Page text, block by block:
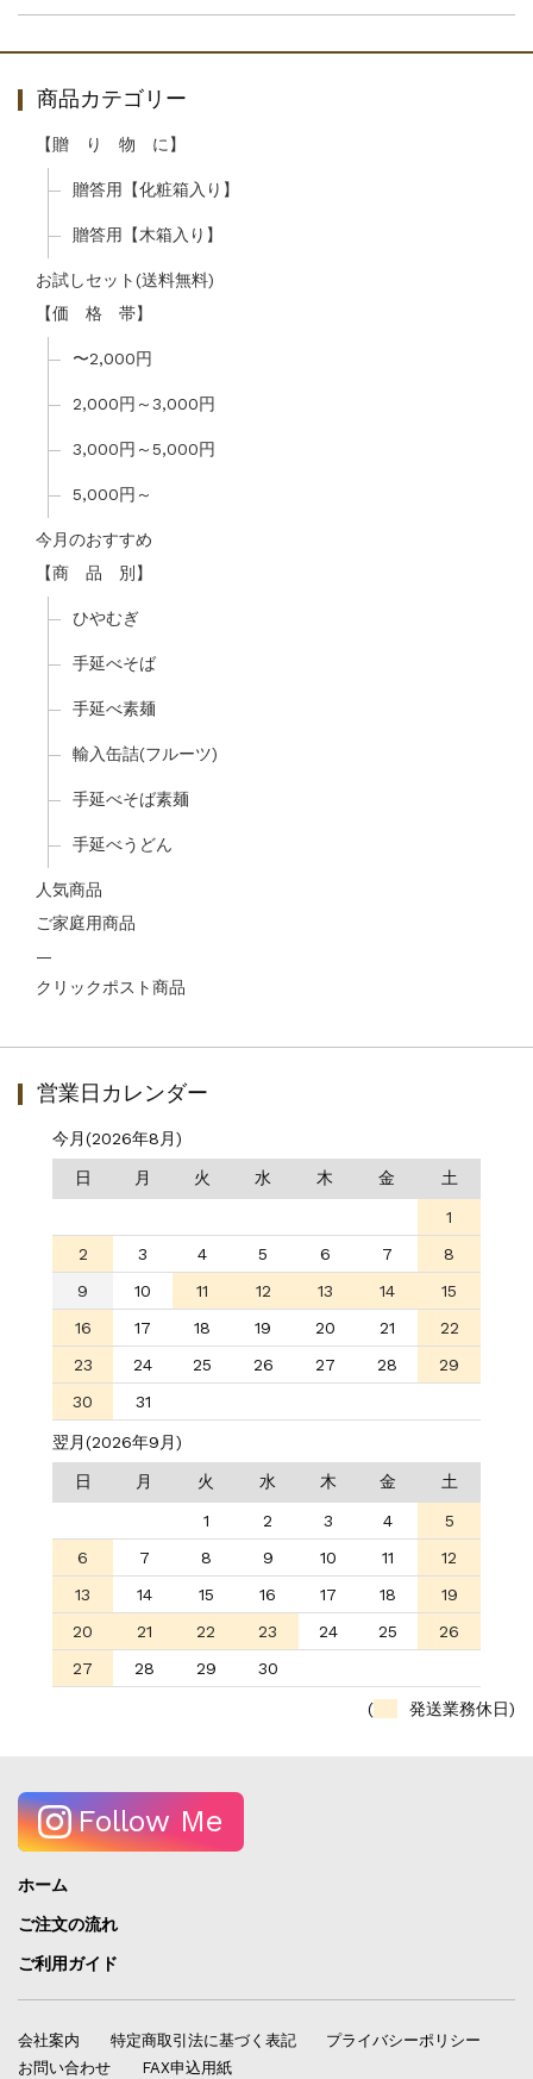
商品カテゴリー
【贈 り 物 に】
贈答用【化粧箱入り】
贈答用【木箱入り】
お試しセット(送料無料)
【価 格 帯】
〜2,000円
2,000円～3,000円
3,000円～5,000円
5,000円～
今月のおすすめ
【商 品 別】
ひやむぎ
手延べそば
手延べ素麺
輸入缶詰(フルーツ)
手延べそば素麺
手延べうどん
人気商品
ご家庭用商品
—
クリックポスト商品
営業日カレンダー
今月(2026年8月)
日 月 火 水 木 金 土
1
2
3 4 5 6 7
8
9
10 11 12 13 14
15
16
17 18 19 20 21
22
23
24 25 26 27 28
29
30
31
翌月(2026年9月)
日 月 火 水 木 金 土
1 2 3 4
5
6
7 8 9 10 11
12
13
14 15 16 17 18
19
20
21 22 23 24 25
26
27
28 29 30
( 発送業務休日)
Follow Me
ホーム
ご注文の流れ
ご利用ガイド
会社案内 特定商取引法に基づく表記
プライバシーポリシー
お問い合わせ
FAX申込用紙